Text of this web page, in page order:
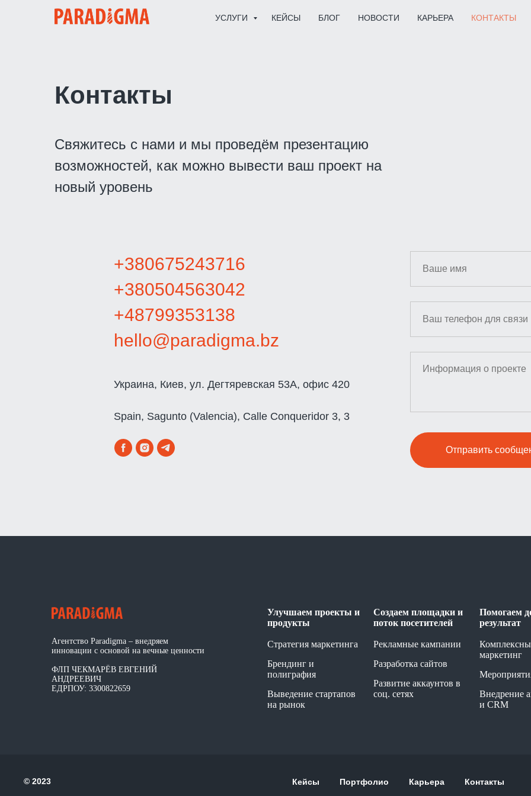
УСЛУГИ КЕЙСЫ БЛОГ НОВОСТИ КАРЬЕРА КОНТАКТЫ
Контакты
Свяжитесь с нами и мы проведём презентацию
возможностей, как можно вывести ваш проект на
новый уровень
+380675243716
+380504563042
+48799353138
hello@paradigma.bz
Украина, Киев, ул. Дегтяревская 53А, офис 420
Spain, Sagunto (Valencia), Calle Conqueridor 3, 3
Отправить
Агентство Paradigma – внедряем
инновации с основой на вечные ценности
ФЛП ЧЕКМАРЁВ ЕВГЕНИЙ
АНДРЕЕВИЧ
ЕДРПОУ: 3300822659
Улучшаем проекты и
продукты
Стратегия маркетинга
Брендинг и
полиграфия
Выведение стартапов
на рынок
Создаем площадки и
поток посетителей
Рекламные кампании
Разработка сайтов
Развитие аккаунтов в
соц. сетях
Помогаем
результат
маркетинг
Внедрение
и CRM
© 2023 Кейсы Портфолио Карьера Контакты